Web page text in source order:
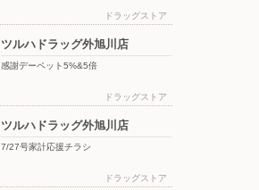
ドラッグストア
ツルハドラッグ外旭川店
感謝デーペット5%&5倍
ドラッグストア
ツルハドラッグ外旭川店
7/27号家計応援チラシ
ドラッグストア